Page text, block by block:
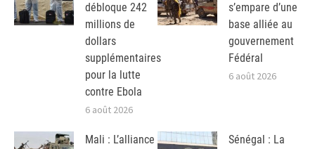
débloque 242
millions de
dollars
supplémentaires
pour la lutte
contre Ebola
6 août 2026
s’empare d’une
base alliée au
gouvernement
Fédéral
6 août 2026
Mali : L’alliance
Sénégal : La